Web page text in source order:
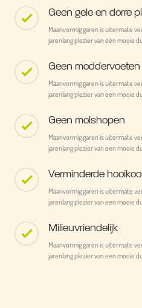
Geen gele en dorre
Maanvormig garen is uitermate
jarenlang plezier van een mooie
Geen moddervoeten
Maanvormig garen is uitermate
jarenlang plezier van een mooie
Geen molshopen
Maanvormig garen is uitermate
jarenlang plezier van een mooie
Verminderde
Maanvormig garen is uitermate
jarenlang plezier van een mooie
Milieuvriendelijk
Maanvormig garen is uitermate
jarenlang plezier van een mooie